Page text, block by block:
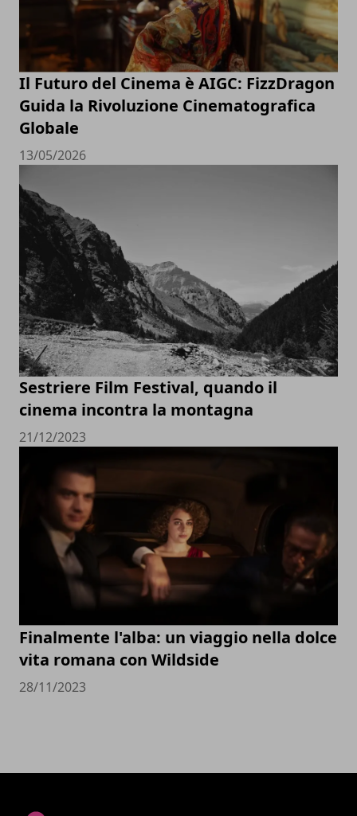
Il Futuro del Cinema è AIGC: FizzDragon
Guida la Rivoluzione Cinematografica
Globale
13/05/2026
Sestriere Film Festival, quando il
cinema incontra la montagna
21/12/2023
Finalmente l'alba: un viaggio nella dolce
vita romana con Wildside
28/11/2023